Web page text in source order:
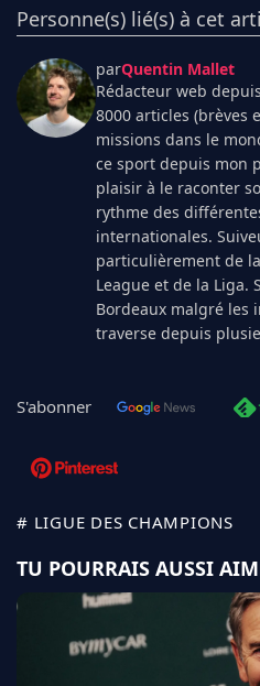
Personne(s) lié(s) à cet
parQuentin Mallet
Rédacteur web
8000 articles (brèves
missions dans le
ce sport depuis mon
plaisir à le raconter
rythme des
internationales.
particulièrement de
League et de la Liga.
Bordeaux malgré les
traverse depuis
S'abonner
# LIGUE DES CHAMPIONS
TU POURRAIS AUSSI